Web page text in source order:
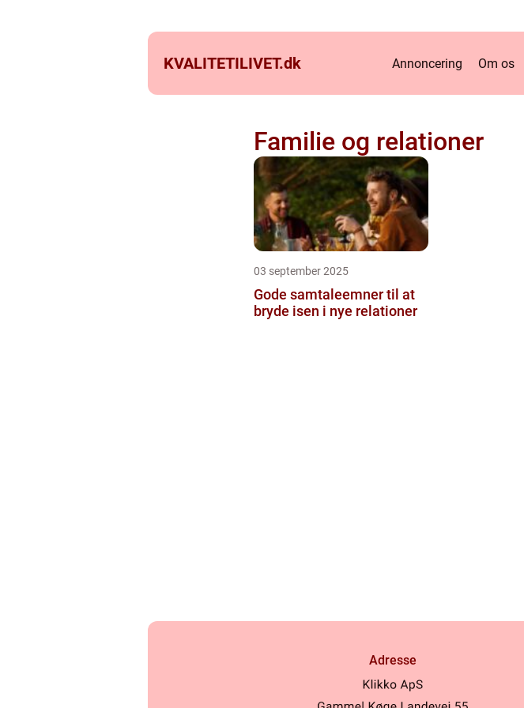
KVALITETILIVET.dk Annoncering Om os
Familie og relationer
03 september 2025
Gode samtaleemner til at
bryde isen i nye relationer
Adresse